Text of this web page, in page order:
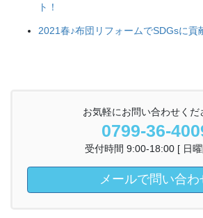
ト！
2021春♪布団リフォームでSDGsに貢
お気軽にお問い合わせくだ
0799-36-
受付時間 9:00-18:00 [ 日
メールで問い合わ